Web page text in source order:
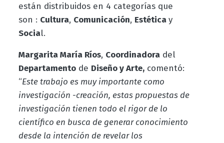
están distribuidos en 4 categorías que
son : Cultura, Comunicación, Estéticay
Social.
Margarita María Ríos, Coordinadoradel
Departamentode Diseño y Arte,comentó:
“Este trabajo es muy importante como
investigación -creación, estas propuestas de
investigación tienen todo el rigor de lo
científico en busca de generar conocimiento
desde la intención de revelar los